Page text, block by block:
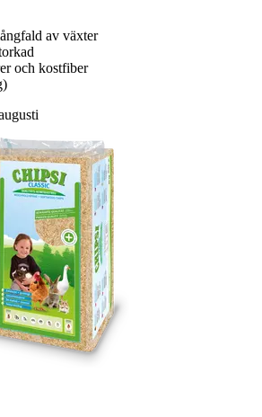
av växter
och kostfiber